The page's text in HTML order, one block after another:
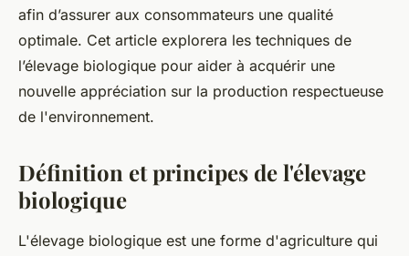
afin d’assurer aux consommateurs une qualité
optimale. Cet article explorera les techniques de
l’élevage biologique pour aider à acquérir une
nouvelle appréciation sur la production respectueuse
de l'environnement.
Définition et principes de l'élevage
biologique
L'élevage biologique est une forme d'agriculture qui